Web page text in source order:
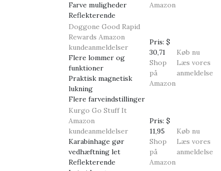
Farve muligheder
Reflekterende
Amazon
Doggone Good Rapid
Rewards Amazon
kundeanmeldelser
Flere lommer og
funktioner
Praktisk magnetisk
lukning
Flere farveindstillinger
Pris: $
30,71
Shop
på
Amazon
Køb nu
Læs vores
anmeldelse
Kurgo Go Stuff It
Amazon
kundeanmeldelser
Karabinhage gør
vedhæftning let
Reflekterende
Pris: $
11,95
Shop
på
Amazon
Køb nu
Læs vores
anmeldelse